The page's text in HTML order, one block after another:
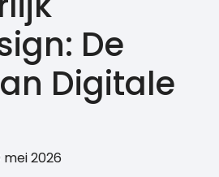
De
Digitale
2026